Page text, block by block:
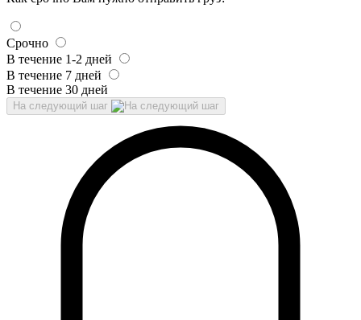
Срочно
В течение 1-2 дней
В течение 7 дней
В течение 30 дней
На следующий шаг